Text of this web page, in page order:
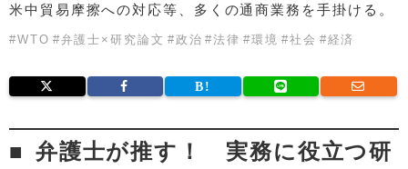
米中貿易摩擦への対応等、多くの通商業務を手掛ける。
#WTO #弁護士×研究論文 #政治 #法律 #環境 #社会 #経済
弁護士が推す！ 実務に役立つ研